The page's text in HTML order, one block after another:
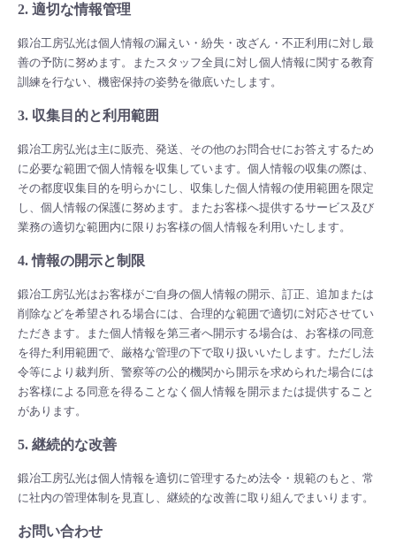
2. 適切な情報管理
鍛冶工房弘光は個人情報の漏えい・紛失・改ざん・不正利用に対し最
善の予防に努めます。またスタッフ全員に対し個人情報に関する教育
訓練を行ない、機密保持の姿勢を徹底いたします。
3. 収集目的と利用範囲
鍛冶工房弘光は主に販売、発送、その他のお問合せにお答えするため
に必要な範囲で個人情報を収集しています。個人情報の収集の際は、
その都度収集目的を明らかにし、収集した個人情報の使用範囲を限定
し、個人情報の保護に努めます。またお客様へ提供するサービス及び
業務の適切な範囲内に限りお客様の個人情報を利用いたします。
4. 情報の開示と制限
鍛冶工房弘光はお客様がご自身の個人情報の開示、訂正、追加または
削除などを希望される場合には、合理的な範囲で適切に対応させてい
ただきます。また個人情報を第三者へ開示する場合は、お客様の同意
を得た利用範囲で、厳格な管理の下で取り扱いいたします。ただし法
令等により裁判所、警察等の公的機関から開示を求められた場合には
お客様による同意を得ることなく個人情報を開示または提供すること
があります。
5. 継続的な改善
鍛冶工房弘光は個人情報を適切に管理するため法令・規範のもと、常
に社内の管理体制を見直し、継続的な改善に取り組んでまいります。
お問い合わせ